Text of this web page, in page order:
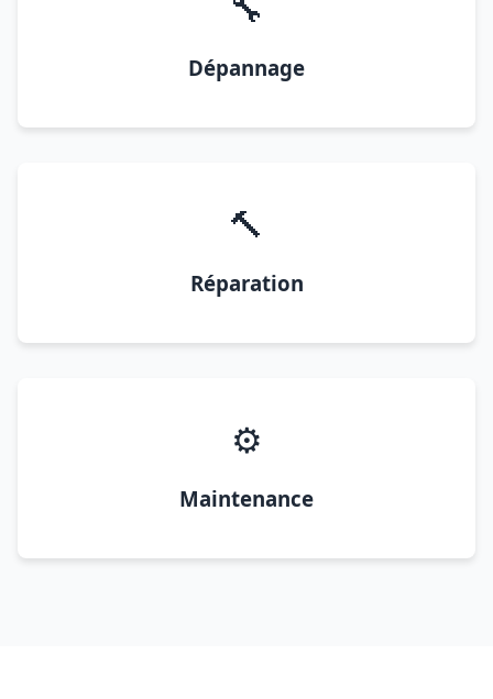
Dépannage
🔨
Réparation
⚙️
Maintenance